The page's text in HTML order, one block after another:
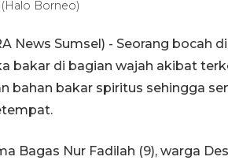
Borneo)
News Sumsel) - Seorang bocah
bakar di bagian wajah akibat
bahan bakar spiritus sehingga
Bagas Nur Fadilah (9), warga